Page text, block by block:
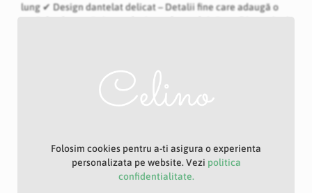
lung ✔ Design dantelat delicat – Detalii fine care adaugă o
personalizat ✔ Perfect pentru evenimente și decoruri
interioare – Ideal pentru nunți, botezuri, petreceri sau chiar
pentru decorarea camerelor Panoul Dantelat MDF632 este o
zone, a înfrumuseța pereții sau pentru a crea un fundal
elegant, acest panou va aduce o notă de finețe și stil în orice
vezi mai mult
Folosim cookies pentru a-ti asigura o experienta
personalizata pe website. Vezi politica
confidentialitate.